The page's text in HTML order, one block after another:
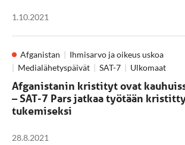
1.10.2021
Afganistan
Ihmisarvo ja oikeus uskoa
Medialähetyspäivät
SAT-7 Ulkomaat
Afganistanin kristityt ovat
– SAT-7 Pars jatkaa työtään
tukemiseksi
28.8.2021